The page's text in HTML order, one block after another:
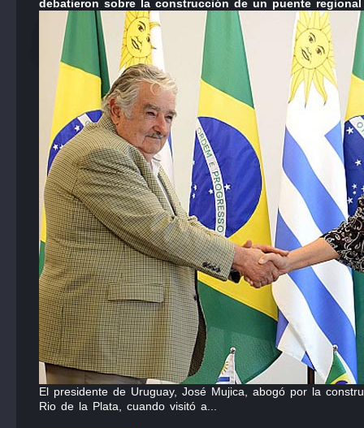
debatieron sobre la construcción de un puente regional
El presidente de Uruguay, José Mujica, abogó por la
Rio de la Plata, cuando visitó a...